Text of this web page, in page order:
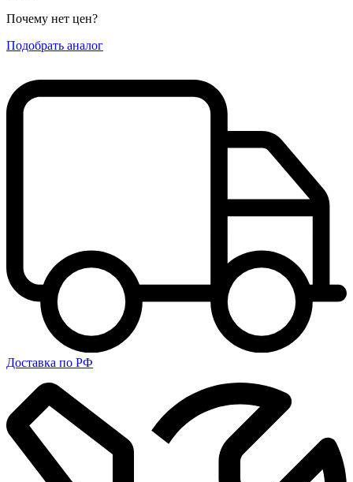
Почему нет цен?
Подобрать аналог
Доставка по РФ